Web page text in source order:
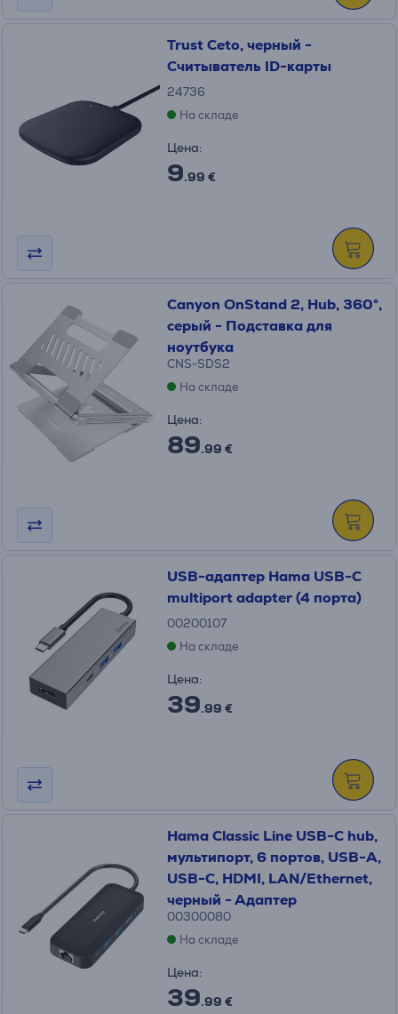
Trust Ceto, черный -
Считыватель ID-карты
24736
На складе
Цена:
9.99 €
Canyon OnStand 2, Hub, 360°,
серый - Подставка для
ноутбука
CNS-SDS2
На складе
Цена:
89.99 €
USB-адаптер Hama USB-C
multiport adapter (4 порта)
00200107
На складе
Цена:
39.99 €
Hama Classic Line USB-C hub,
мультипорт, 6 портов, USB-A,
USB-C, HDMI, LAN/Ethernet,
черный - Адаптер
00300080
На складе
Цена:
39.99 €